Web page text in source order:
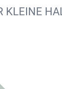
KLEINE